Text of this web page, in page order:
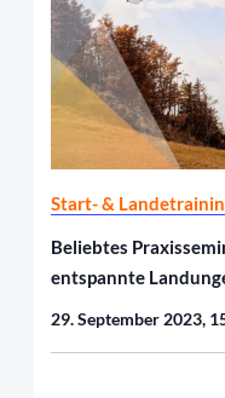
Start- &
Beliebtes
entspannte
29. September 2023,